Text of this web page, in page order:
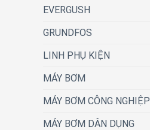
EVERGUSH
GRUNDFOS
LINH PHỤ KIỆN
MÁY BƠM
MÁY BƠM CÔNG NGHIỆP
MÁY BƠM DÂN DỤNG